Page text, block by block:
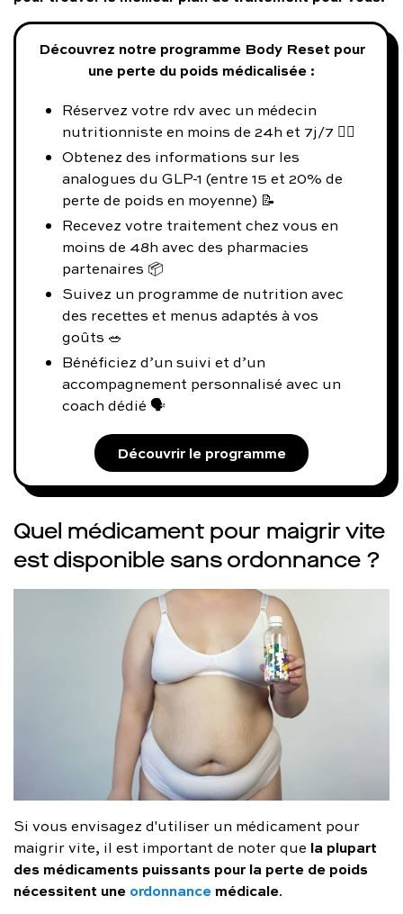
Découvrez notre programme Body Reset pour
une perte du poids médicalisée :
Réservez votre rdv avec un médecin
nutritionniste en moins de 24h et 7j/7 👨‍⚕️
Obtenez des informations sur les
analogues du GLP-1 (entre 15 et 20% de
perte de poids en moyenne) 📝
Recevez votre traitement chez vous en
moins de 48h avec des pharmacies
partenaires 📦
Suivez un programme de nutrition avec
des recettes et menus adaptés à vos
goûts 🥗
Bénéficiez d’un suivi et d’un
accompagnement personnalisé avec un
coach dédié 🗣️
Découvrir le programme
Quel médicament pour maigrir vite
est disponible sans ordonnance ?
Si vous envisagez d'utiliser un médicament pour
maigrir vite, il est important de noter que la plupart
des médicaments puissants pour la perte de poids
nécessitent une ordonnancemédicale.